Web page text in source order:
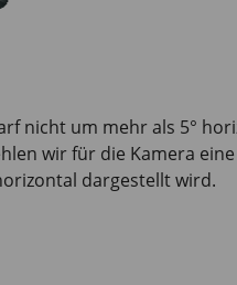
nicht um mehr als 5°
wir für die Kamera
dargestellt wird.